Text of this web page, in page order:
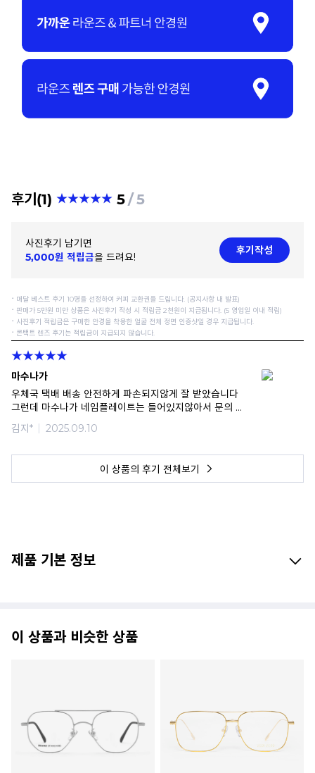
후기(1) 5 5
사진후기 남기면
5,000원 적립금을 드려요!
후기작성
⠂매달 베스트 후기 10명을 선정하여 커피 교환권을 드립니다. (공지사항 내 발표)
⠂판매가 5만원 미만 상품은 사진후기 작성 시 적립금 2천원이 지급됩니다. (5 영업일 이내 적립)
⠂사진후기 적립금은 구매한 안경을 착용한 얼굴 전체 정면 인증샷일 경우 지급됩니다.
⠂콘택트 렌즈 후기는 적립금이 지급되지 않습니다.
마수나가
우체국 택배 배송 안전하게 파손되지않게 잘 받았습니다
그런데 마수나가 네임플레이트는 들어있지않아서 문의 드
립니다
확인부탁드립니다 감사합니다 수고하세요
김지* 2025.09.10
이 상품의 후기 전체보기
제품 기본 정보
이 상품과 비슷한 상품